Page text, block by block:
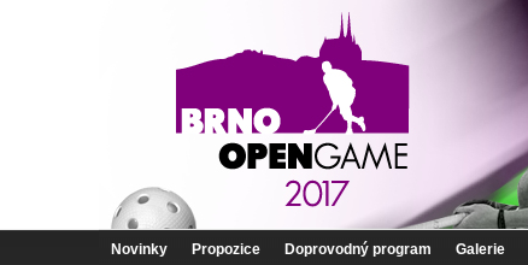
Novinky Propozice Doprovodný program Galerie